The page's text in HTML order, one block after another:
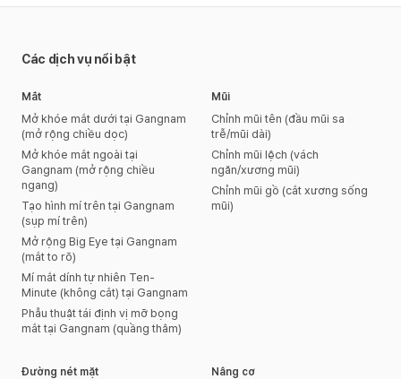
Các dịch vụ nổi bật
Mắt
Mở khóe mắt dưới tại Gangnam
(mở rộng chiều dọc)
Mở khóe mắt ngoài tại
Gangnam (mở rộng chiều
ngang)
Tạo hình mí trên tại Gangnam
(sụp mí trên)
Mở rộng Big Eye tại Gangnam
(mắt to rõ)
Mí mắt dính tự nhiên Ten-
Minute (không cắt) tại Gangnam
Phẫu thuật tái định vị mỡ bọng
mắt tại Gangnam (quầng thâm)
Mũi
Chỉnh mũi tên (đầu mũi sa
trễ/mũi dài)
Chỉnh mũi lệch (vách
ngăn/xương mũi)
Chỉnh mũi gồ (cắt xương sống
mũi)
Đường nét mặt Nâng cơ